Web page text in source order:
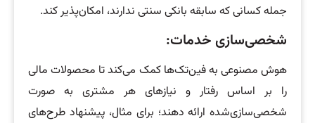
جمله کسانی که سابقه بانکی سنتی ندارند، امکان‌پذیر کند.
شخصی‌سازی خدمات:
هوش مصنوعی به فین‌تک‌ها کمک می‌کند تا محصولات مالی
را بر اساس رفتار و نیازهای هر مشتری به صورت
شخصی‌سازی‌شده ارائه دهند؛ برای مثال، پیشنهاد طرح‌های